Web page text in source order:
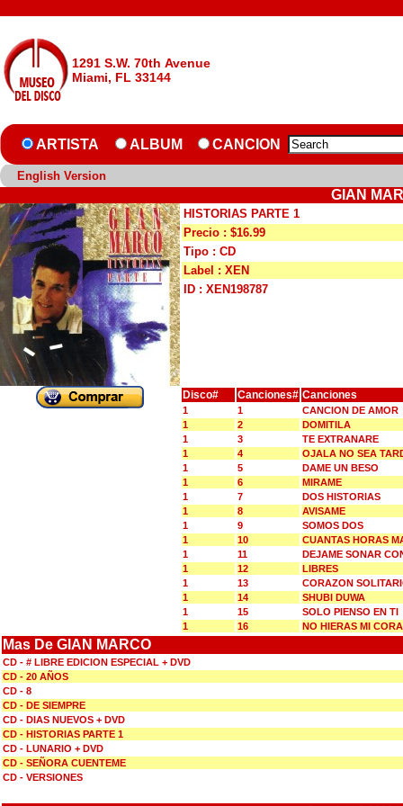
1291 S.W. 70th Avenue
Miami, FL 33144
ARTISTA ALBUM CANCION
English Version
GIAN
HISTORIAS PARTE 1
Precio : $16.99
Tipo : CD
Label : XEN
ID : XEN198787
Disco# Canciones# Canciones
1 1
CANCION DE AMOR
1
2
DOMITILA
1
3
TE EXTRANARE
1
4
OJALA NO SEA
1
5
DAME UN BESO
1
6
MIRAME
1
7
DOS HISTORIAS
1
8
AVISAME
1
9
SOMOS DOS
1
10
CUANTAS HORAS
1
11
DEJAME SONAR
1
12
LIBRES
1
13
CORAZON
1
14
SHUBI DUWA
1
15
SOLO PIENSO EN TI
1
16 NO HIERAS MI
Mas De GIAN MARCO
CD - # LIBRE EDICION ESPECIAL + DVD
CD - 20 AÑOS
CD - 8
CD - DE SIEMPRE
CD - DIAS NUEVOS + DVD
CD - HISTORIAS PARTE 1
CD - LUNARIO + DVD
CD - SEÑORA CUENTEME
CD - VERSIONES